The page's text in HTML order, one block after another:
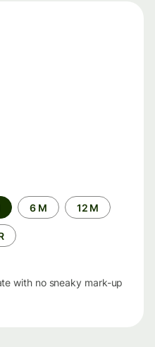
6 M 12 M
with no sneaky mark-up